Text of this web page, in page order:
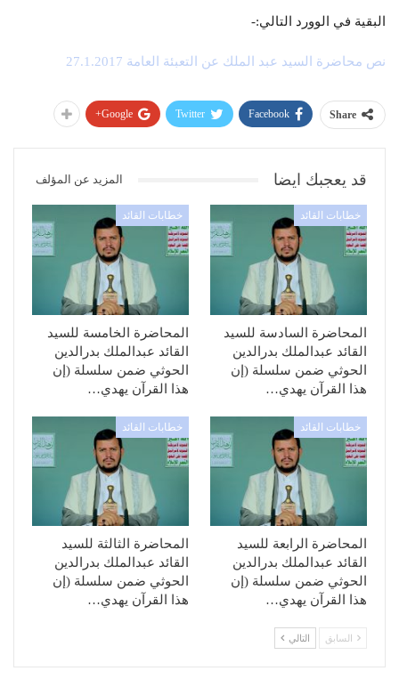
البقية في الوورد التالي:-
نص محاضرة السيد عبد الملك عن التعبئة العامة 27.1.2017
Share
Facebook
Twitter
Google+
قد يعجبك ايضا المزيد عن المؤلف
خطابات القائد
المحاضرة السادسة للسيد
القائد عبدالملك بدرالدين
الحوثي ضمن سلسلة (إن
هذا القرآن يهدي…
خطابات القائد
المحاضرة الخامسة للسيد
القائد عبدالملك بدرالدين
الحوثي ضمن سلسلة (إن
هذا القرآن يهدي…
خطابات القائد
المحاضرة الرابعة للسيد
القائد عبدالملك بدرالدين
الحوثي ضمن سلسلة (إن
هذا القرآن يهدي…
خطابات القائد
المحاضرة الثالثة للسيد
القائد عبدالملك بدرالدين
الحوثي ضمن سلسلة (إن
هذا القرآن يهدي…
السابق التالي